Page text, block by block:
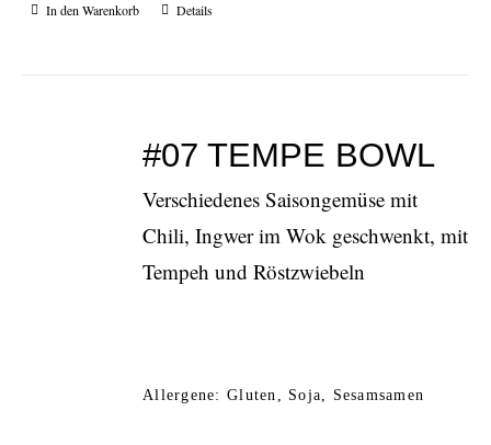
In den Warenkorb Details
#07 TEMPE BOWL
Verschiedenes Saisongemüse mit
Chili, Ingwer im Wok geschwenkt, mit
Tempeh und Röstzwiebeln
Allergene: Gluten, Soja, Sesamsamen